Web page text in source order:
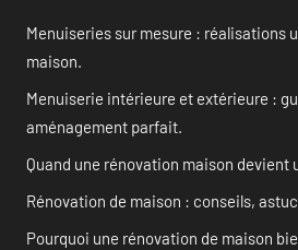
Menuiseries sur mesure : réalisations
maison.
Menuiserie intérieure et extérieure :
aménagement parfait.
Quand une rénovation maison devient
Rénovation de maison : conseils,
Pourquoi une rénovation de maison